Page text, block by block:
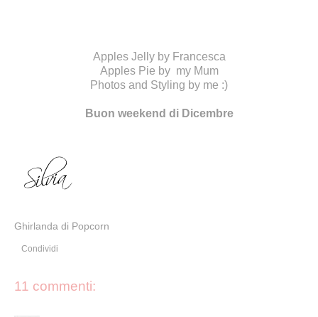
Apples Jelly by Francesca
Apples Pie by my Mum
Photos and Styling by me :)
Buon weekend di Dicembre
Ghirlanda di Popcorn
Condividi
11 commenti: